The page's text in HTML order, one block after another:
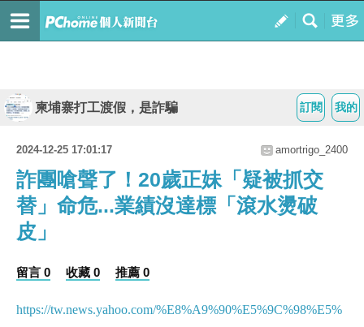
我的
訂閱
柬埔寨打工渡假，是詐騙
2024-12-25 17:01:17 amortrigo_2400
詐團嗆聲了！20歲正妹「疑被抓交
替」命危...業績沒達標「滾水燙破
皮」
留言 0 收藏 0 推薦 0
https://tw.news.yahoo.com/%E8%A9%90%E5%9C%98%E5%